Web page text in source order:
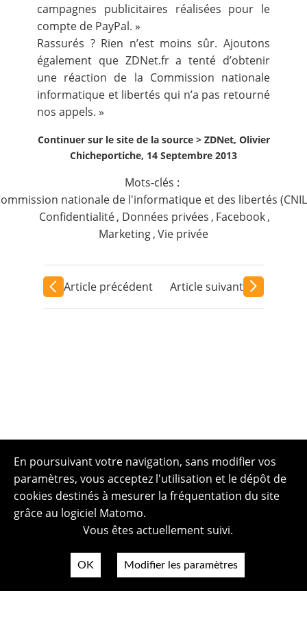
campagnes publicitaires réalisées pour le
compte de PayPal. »
Rassurés ? Rien n’est moins sûr. Ajoutons
également que ZDNet.fr a tenté d’obtenir
une réaction de la Commission nationale
informatique et libertés qui n’a pas retourné
nos appels. »
Continuer sur le site de la source > ZDNet, Olivier
Chicheportiche, 14 Septembre 2013
Mots-clés :
nationale de l'informatique et des libertés
Confidentialité, Données privées , Facebook,
Marketing,Vie privée
Article précédent Article suivant
En poursuivant votre navigation, sans modifier vos
paramètres, vous acceptez l'utilisation et le dépôt de
cookies destinés à mesurer la fréquentation du site
grâce au logiciel Matomo.
Vous êtes actuellement suivi.
OK Modifier les paramètres